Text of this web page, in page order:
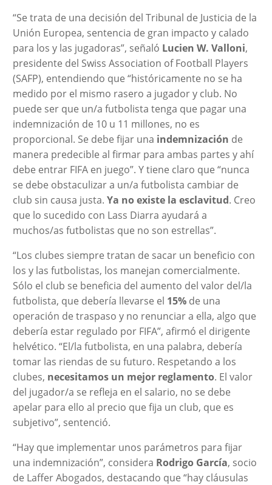
“Se trata de una decisión del Tribunal de Justicia de la
Unión Europea, sentencia de gran impacto y calado
para los y las jugadoras”, señaló Lucien W. Valloni,
presidente del Swiss Association of Football Players
(SAFP), entendiendo que “históricamente no se ha
medido por el mismo rasero a jugador y club. No
puede ser que un/a futbolista tenga que pagar una
indemnización de 10 u 11 millones, no es
proporcional. Se debe fijar una indemnización de
manera predecible al firmar para ambas partes y ahí
debe entrar FIFA en juego”. Y tiene claro que “nunca
se debe obstaculizar a un/a futbolista cambiar de
club sin causa justa. Ya no existe la esclavitud. Creo
que lo sucedido con Lass Diarra ayudará a
muchos/as futbolistas que no son estrellas”.
“Los clubes siempre tratan de sacar un beneficio con
los y las futbolistas, los manejan comercialmente.
Sólo el club se beneficia del aumento del valor del/la
futbolista, que debería llevarse el 15%de una
operación de traspaso y no renunciar a ella, algo que
debería estar regulado por FIFA”, afirmó el dirigente
helvético. “El/la futbolista, en una palabra, debería
tomar las riendas de su futuro. Respetando a los
clubes, necesitamos un mejor reglamento. El valor
del jugador/a se refleja en el salario, no se debe
apelar para ello al precio que fija un club, que es
subjetivo”, sentenció.
“Hay que implementar unos parámetros para fijar
una indemnización”, considera Rodrigo García, socio
de Laffer Abogados, destacando que “hay cláusulas